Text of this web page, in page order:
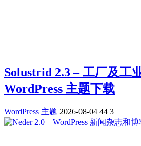
Solustrid 2.3 – 工厂及工
WordPress 主题下载
WordPress 主题 2026-08-04 44 3